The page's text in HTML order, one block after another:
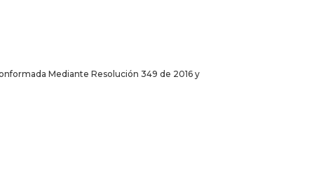
Mediante Resolución 349 de 2016 y